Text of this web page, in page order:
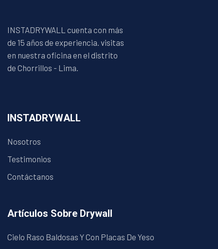
INSTADRYWALL cuenta con más
de 15 años de experiencia. visitas
en nuestra oficina en el distrito
de Chorrillos - Lima.
INSTADRYWALL
Nosotros
Testimonios
Contáctanos
Artículos Sobre Drywall
Cielo Raso Baldosas Y Con Placas De Yeso